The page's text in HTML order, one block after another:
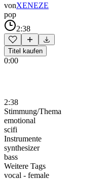
vonXENEZE
pop
2:38
Titel kaufen
0:00
2:38
Stimmung/Thema
emotional
scifi
Instrumente
synthesizer
bass
Weitere Tags
vocal - female